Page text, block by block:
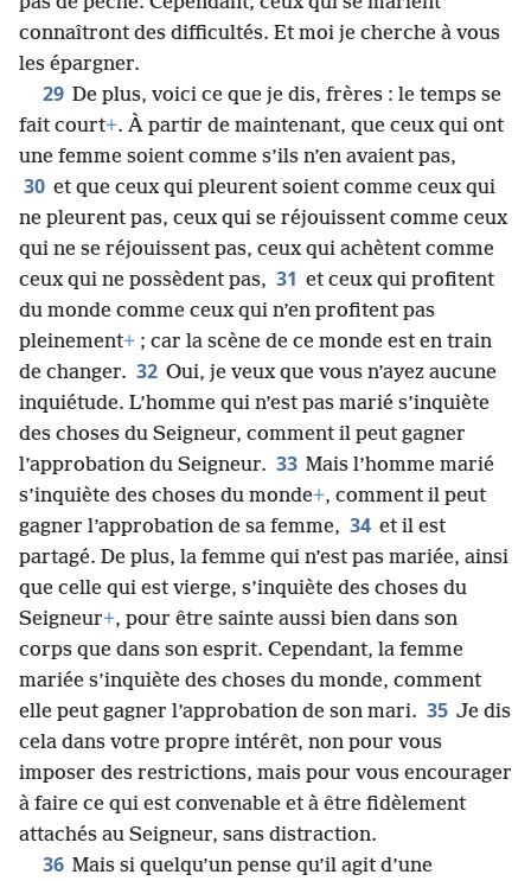
connaîtront des difficultés. Et moi je cherche à vous
les épargner.
29 De plus, voici ce que je dis, frères : le temps se
fait court+. À partir de maintenant, que ceux qui ont
une femme soient comme s’ils n’en avaient pas,
30 et que ceux qui pleurent soient comme ceux qui
ne pleurent pas, ceux qui se réjouissent comme ceux
qui ne se réjouissent pas, ceux qui achètent comme
ceux qui ne possèdent pas, 31 et ceux qui profitent
du monde comme ceux qui n’en profitent pas
pleinement+ ; car la scène de ce monde est en train
de changer. 32 Oui, je veux que vous n’ayez aucune
inquiétude. L’homme qui n’est pas marié s’inquiète
des choses du Seigneur, comment il peut gagner
l’approbation du Seigneur. 33 Mais l’homme marié
s’inquiète des choses du monde+, comment il peut
gagner l’approbation de sa femme, 34 et il est
partagé. De plus, la femme qui n’est pas mariée, ainsi
que celle qui est vierge, s’inquiète des choses du
Seigneur+, pour être sainte aussi bien dans son
corps que dans son esprit. Cependant, la femme
mariée s’inquiète des choses du monde, comment
elle peut gagner l’approbation de son mari. 35 Je dis
cela dans votre propre intérêt, non pour vous
imposer des restrictions, mais pour vous encourager
à faire ce qui est convenable et à être fidèlement
attachés au Seigneur, sans distraction.
36 Mais si quelqu’un pense qu’il agit d’une